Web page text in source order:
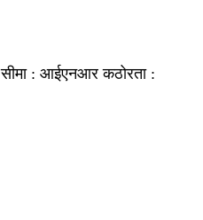
: आईएनआर कठोरता :